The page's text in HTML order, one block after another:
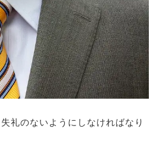
礼のないようにしなければなり